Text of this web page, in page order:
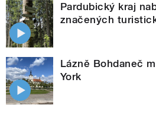
Pardubický kraj
značených
Lázně Bohdaneč
York